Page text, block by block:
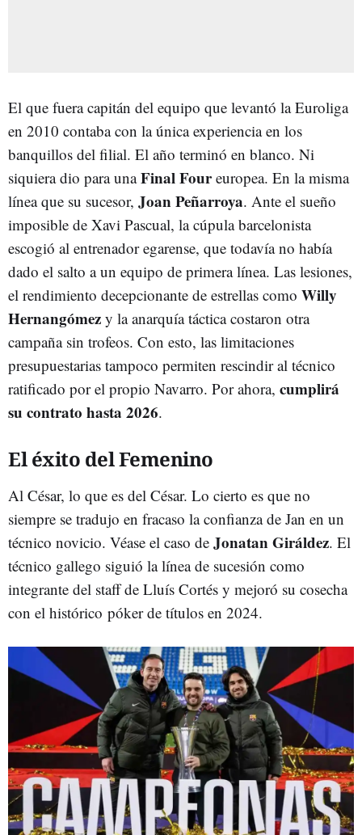
El que fuera capitán del equipo que levantó la Euroliga
en 2010 contaba con la única experiencia en los
banquillos del filial. El año terminó en blanco. Ni
siquiera dio para unaFinal Foureuropea. En la misma
línea que su sucesor, Joan Peñarroya. Ante el sueño
imposible de Xavi Pascual, la cúpula barcelonista
escogió al entrenador egarense, que todavía no había
dado el salto a un equipo de primera línea. Las lesiones,
el rendimiento decepcionante de estrellas como Willy
Hernangómez y la anarquía táctica costaron otra
campaña sin trofeos. Con esto, las limitaciones
presupuestarias tampoco permiten rescindir al técnico
ratificado por el propio Navarro. Por ahora, cumplirá
su contrato hasta 2026.
El éxito del Femenino
Al César, lo que es del César. Lo cierto es que no
siempre se tradujo en fracaso la confianza de Jan en un
técnico novicio. Véase el caso de Jonatan Giráldez. El
técnico gallego siguió la línea de sucesión como
integrante del staff de Lluís Cortés y mejoró su cosecha
con el histórico póker de títulos en 2024.